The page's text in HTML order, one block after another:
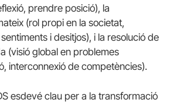
prendre posició), la
(rol propi en la societat,
i desitjos), i la resolució de
(visió global en problemes
interconnexió de competències).
esdevé clau per a la transformació